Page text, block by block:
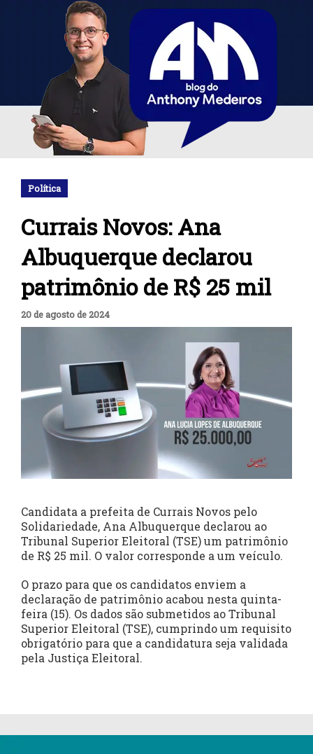
Política
Currais Novos: Ana
Albuquerque declarou
patrimônio de R$ 25 mil
20 de agosto de 2024
Candidata a prefeita de Currais Novos pelo
Solidariedade, Ana Albuquerque declarou ao
Tribunal Superior Eleitoral (TSE) um patrimônio
de R$ 25 mil. O valor corresponde a um veículo.
O prazo para que os candidatos enviem a
declaração de patrimônio acabou nesta quinta-
feira (15). Os dados são submetidos ao Tribunal
Superior Eleitoral (TSE), cumprindo um requisito
obrigatório para que a candidatura seja validada
pela Justiça Eleitoral.